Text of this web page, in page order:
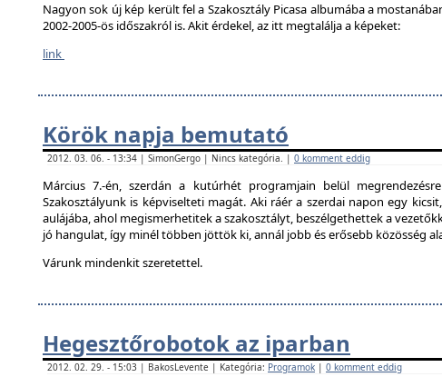
Nagyon sok új kép került fel a Szakosztály Picasa albumába a
2002-2005-ös időszakról is. Akit érdekel, az itt megtalálja a képeket:
link
Körök napja bemutató
2012. 03. 06. - 13:34 | SimonGergo | Nincs kategória. | 0 komment eddig
Március 7.-én, szerdán a kutúrhét programjain belül
Szakosztályunk is képviselteti magát. Aki ráér a szerdai napon egy
aulájába, ahol megismerhetitek a szakosztályt, beszélgethettek a
jó hangulat, így minél többen jöttök ki, annál jobb és erősebb közösség
Várunk mindenkit szeretettel.
Hegesztőrobotok az iparban
2012. 02. 29. - 15:03 | BakosLevente | Kategória: Programok | 0 komment eddig